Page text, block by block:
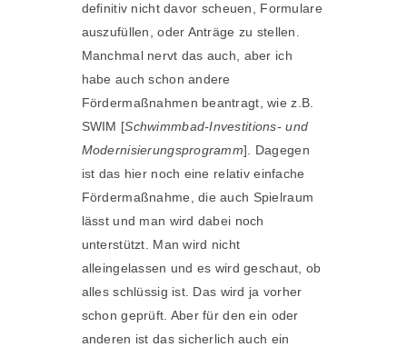
definitiv nicht davor scheuen, Formulare
auszufüllen, oder Anträge zu stellen.
Manchmal nervt das auch, aber ich
habe auch schon andere
Fördermaßnahmen beantragt, wie z.B.
SWIM [Schwimmbad-Investitions- und
Modernisierungsprogramm]. Dagegen
ist das hier noch eine relativ einfache
Fördermaßnahme, die auch Spielraum
lässt und man wird dabei noch
unterstützt. Man wird nicht
alleingelassen und es wird geschaut, ob
alles schlüssig ist. Das wird ja vorher
schon geprüft. Aber für den ein oder
anderen ist das sicherlich auch ein